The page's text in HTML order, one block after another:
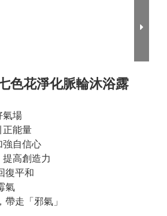
色花淨化脈輪沐浴露
氣場
正能量
強自信心
高創造力
復平和
氣
走「邪氣」